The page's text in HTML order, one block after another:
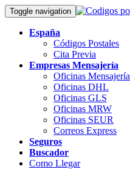
Toggle navigation
España
Códigos Postales
Cita Previa
Empresas Mensajería
Oficinas Mensajería
Oficinas DHL
Oficinas GLS
Oficinas MRW
Oficinas SEUR
Correos Express
Seguros
Buscador
Como Llegar